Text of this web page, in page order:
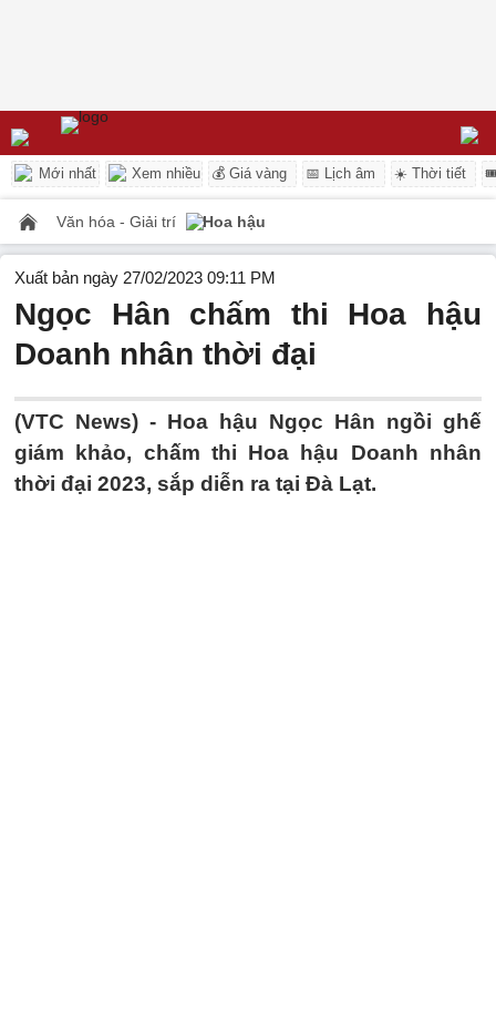
Mới nhất Xem nhiều 💰 Giá vàng 📅 Lịch âm ☀️ Thời tiết
Văn hóa - Giải trí Hoa hậu
Xuất bản ngày 27/02/2023 09:11 PM
Ngọc Hân chấm thi Hoa hậu
Doanh nhân thời đại
(VTC News) - Hoa hậu Ngọc Hân ngồi ghế
giám khảo, chấm thi Hoa hậu Doanh nhân
thời đại 2023, sắp diễn ra tại Đà Lạt.